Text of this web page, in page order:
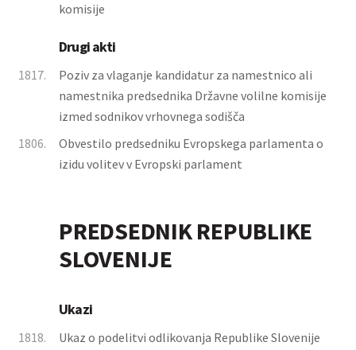
komisije
Drugi akti
1817.
Poziv za vlaganje kandidatur za namestnico ali
namestnika predsednika Državne volilne komisije
izmed sodnikov vrhovnega sodišča
1806.
Obvestilo predsedniku Evropskega parlamenta o
izidu volitev v Evropski parlament
PREDSEDNIK REPUBLIKE
SLOVENIJE
Ukazi
1818.
Ukaz o podelitvi odlikovanja Republike Slovenije